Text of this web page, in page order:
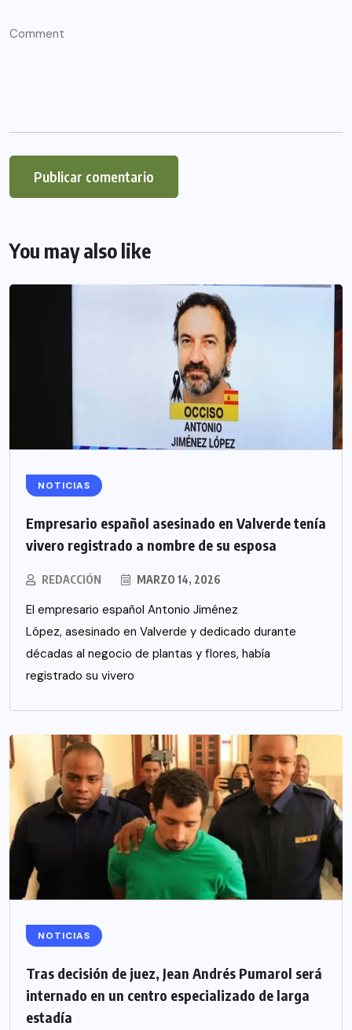
You may also like
NOTICIAS
Empresario español asesinado en Valverde tenía
vivero registrado a nombre de su esposa
REDACCIÓN MARZO 14, 2026
El empresario español Antonio Jiménez
López, asesinado en Valverde y dedicado durante
décadas al negocio de plantas y flores, había
registrado su vivero
NOTICIAS
Tras decisión de juez, Jean Andrés Pumarol será
internado en un centro especializado de larga
estadía